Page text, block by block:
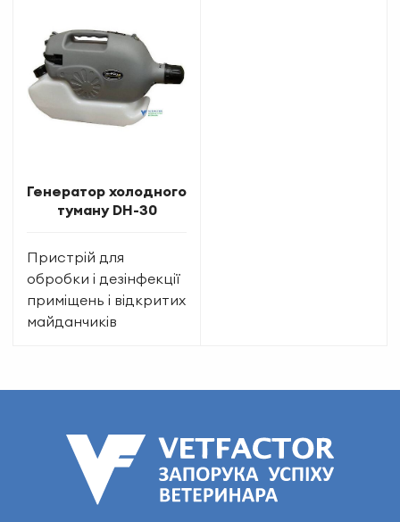
Генератор холодного
туману DH-30
Пристрій для
обробки і дезінфекції
приміщень і відкритих
майданчиків